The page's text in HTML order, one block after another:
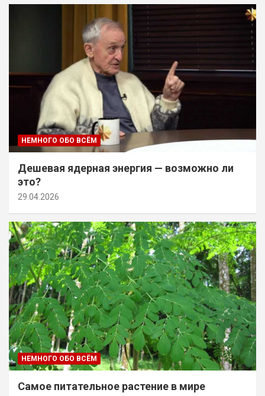
НЕМНОГО ОБО ВСЁМ
Дешевая ядерная энергия — возможно ли
это?
29.04.2026
НЕМНОГО ОБО ВСЁМ
Самое питательное растение в мире